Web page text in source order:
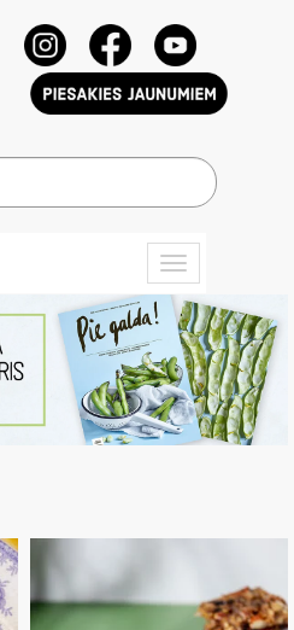
Toggle
navigation